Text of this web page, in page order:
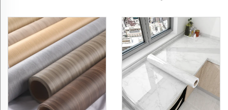
møbler dekorative
hudfølsomme film
dekorative
beskyttende starlight
garn film til dør gulv
væg panel ark